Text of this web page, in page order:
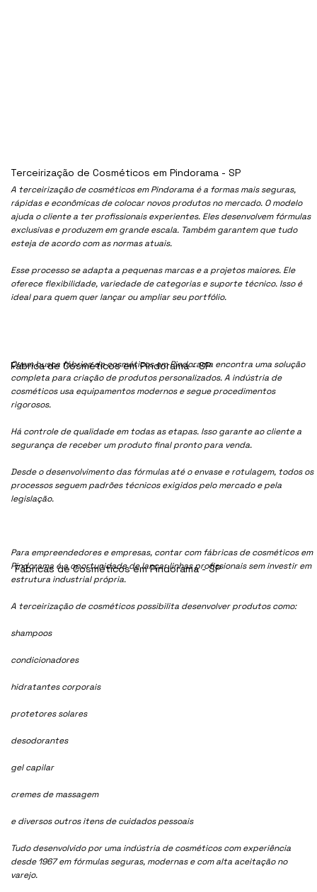
A terceirização de cosméticos em Pindorama é a formas mais seguras,
rápidas e econômicas de colocar novos produtos no mercado. O modelo
ajuda o cliente a ter profissionais experientes. Eles desenvolvem fórmulas
exclusivas e produzem em grande escala. Também garantem que tudo
esteja de acordo com as normas atuais.
Esse processo se adapta a pequenas marcas e a projetos maiores. Ele
oferece flexibilidade, variedade de categorias e suporte técnico. Isso é
ideal para quem quer lançar ou ampliar seu portfólio.
Quem busca fábrica de cosméticos em Pindorama encontra uma solução
completa para criação de produtos personalizados. A indústria de
cosméticos usa equipamentos modernos e segue procedimentos
rigorosos.
Há controle de qualidade em todas as etapas. Isso garante ao cliente a
segurança de receber um produto final pronto para venda.
Desde o desenvolvimento das fórmulas até o envase e rotulagem, todos os
processos seguem padrões técnicos exigidos pelo mercado e pela
legislação.
Para empreendedores e empresas, contar com fábricas de cosméticos em
Pindorama é a oportunidade de lançar linhas profissionais sem investir em
estrutura industrial própria.
A terceirização de cosméticos possibilita desenvolver produtos como:
shampoos
condicionadores
hidratantes corporais
protetores solares
desodorantes
gel capilar
cremes de massagem
e diversos outros itens de cuidados pessoais
Tudo desenvolvido por uma indústria de cosméticos com experiência
desde 1967 em fórmulas seguras, modernas e com alta aceitação no
varejo.
Fábrica de Cosméticos em Pindorama - SP
Terceirização de Cosméticos em Pindorama - SP
Fábricas de Cosméticos em Pindorama - SP